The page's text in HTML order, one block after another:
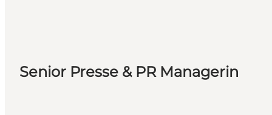
Senior Presse & PR Managerin